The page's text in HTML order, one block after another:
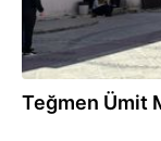
Teğmen Ümit